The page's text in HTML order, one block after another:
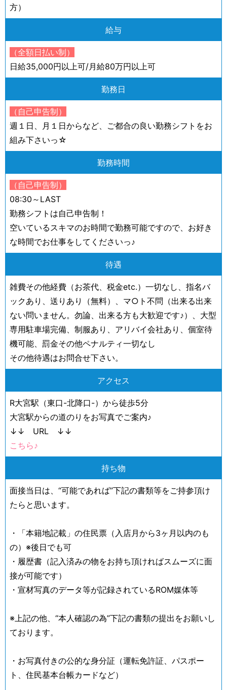
方）
給与
（全額日払い制）
日給35,000円以上可/月給80万円以上可
勤務日
（自己申告制）
週１日、月１日からなど、ご都合の良い勤務シフトをお
組み下さいっ☆
勤務時間
（自己申告制）
08:30～LAST
勤務シフトは自己申告制！
空いているスキマのお時間で勤務可能ですので、お好き
な時間でお仕事をしてくださいっ♪
待遇
雑費その他経費（お茶代、税金etc.）一切なし、指名バ
ックあり、送りあり（無料）、マ○ト不問（出来る出来
ない問いません。勿論、出来る方も大歓迎です♪）、大型
専用駐車場完備、制服あり、アリバイ会社あり、個室待
機可能、罰金その他ペナルティ一切なし
その他待遇はお問合せ下さい。
アクセス
R大宮駅（東口-北降口-）から徒歩5分
大宮駅からの道のりをお写真でご案内♪
↓↓ URL ↓↓
こちら♪
持ち物
面接当日は、“可能であれば”下記の書類等をご持参頂け
たらと思います。
・「本籍地記載」の住民票（入店月から3ヶ月以内のも
の）※後日でも可
・履歴書（記入済みの物をお持ち頂ければスムーズに面
接が可能です）
・宣材写真のデータ等が記録されているROM媒体等
※上記の他、“本人確認の為”下記の書類の提出をお願いし
ております。
・お写真付きの公的な身分証（運転免許証、パスポー
ト、住民基本台帳カードなど）